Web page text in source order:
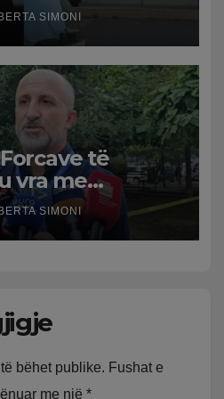
në Durrës,
për
SIMONI
të
vra me
shoku i
drejtori i
konflikt të
SIMONI
bëhet publike. Fushat e
me një *